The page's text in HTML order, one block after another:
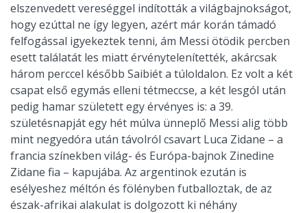
elszenvedett vereséggel indították a világbajnokságot,
hogy ezúttal ne így legyen, azért már korán támadó
felfogással igyekeztek tenni, ám Messi ötödik percben
esett találatát les miatt érvénytelenítették, akárcsak
három perccel később Saibiét a túloldalon. Ez volt a két
csapat első egymás elleni tétmeccse, a két lesgól után
pedig hamar született egy érvényes is: a 39.
születésnapját egy hét múlva ünneplő Messi alig több
mint negyedóra után távolról csavart Luca Zidane – a
francia színekben világ- és Európa-bajnok Zinedine
Zidane fia – kapujába. Az argentinok ezután is
esélyeshez méltón és fölényben futballoztak, de az
észak-afrikai alakulat is dolgozott ki néhány